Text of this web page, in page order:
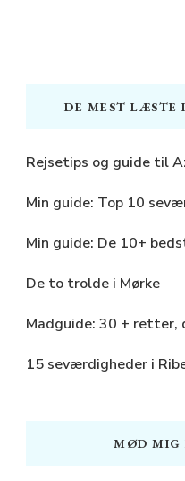
DE MEST LÆSTE
Rejsetips og guide til
Min guide: Top 10
Min guide: De 10+
De to trolde i Mørke
Madguide: 30 + retter,
15 seværdigheder i
MØD MIG